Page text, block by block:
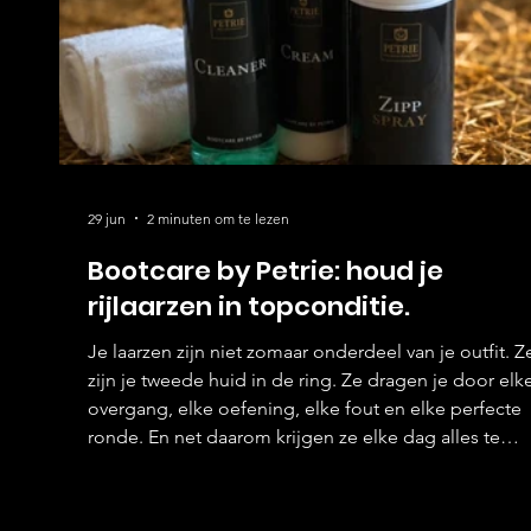
Bootcare by Petrie: houd je
rijlaarzen in topconditie.
Je laarzen zijn niet zomaar onderdeel van je outfit. Ze
zijn je tweede huid in de ring. Ze dragen je door elke
overgang, elke oefening, elke fout en elke perfecte
ronde. En net daarom krijgen ze elke dag alles te
29 jun 2 minuten om te lezen